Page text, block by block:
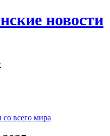
новости